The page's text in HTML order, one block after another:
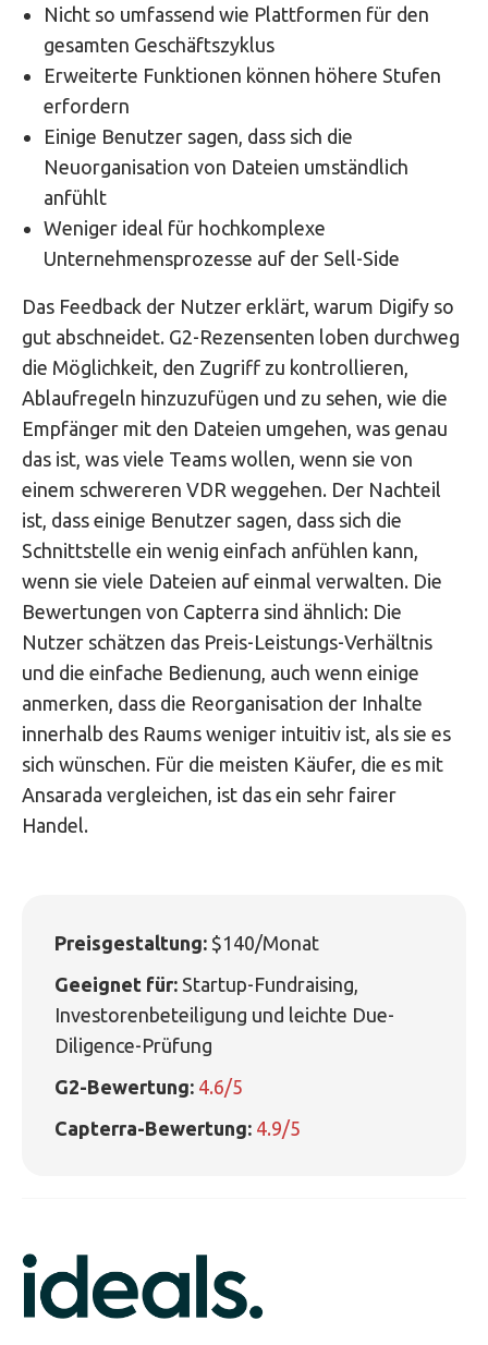
Nicht so umfassend wie Plattformen für den
gesamten Geschäftszyklus
Erweiterte Funktionen können höhere Stufen
erfordern
Einige Benutzer sagen, dass sich die
Neuorganisation von Dateien umständlich
anfühlt
Weniger ideal für hochkomplexe
Unternehmensprozesse auf der Sell-Side
Das Feedback der Nutzer erklärt, warum Digify so
gut abschneidet. G2-Rezensenten loben durchweg
die Möglichkeit, den Zugriff zu kontrollieren,
Ablaufregeln hinzuzufügen und zu sehen, wie die
Empfänger mit den Dateien umgehen, was genau
das ist, was viele Teams wollen, wenn sie von
einem schwereren VDR weggehen. Der Nachteil
ist, dass einige Benutzer sagen, dass sich die
Schnittstelle ein wenig einfach anfühlen kann,
wenn sie viele Dateien auf einmal verwalten. Die
Bewertungen von Capterra sind ähnlich: Die
Nutzer schätzen das Preis-Leistungs-Verhältnis
und die einfache Bedienung, auch wenn einige
anmerken, dass die Reorganisation der Inhalte
innerhalb des Raums weniger intuitiv ist, als sie es
sich wünschen. Für die meisten Käufer, die es mit
Ansarada vergleichen, ist das ein sehr fairer
Handel.
Preisgestaltung: $140/Monat
Geeignet für: Startup-Fundraising,
Investorenbeteiligung und leichte Due-
Diligence-Prüfung
G2-Bewertung: 4.6/5
Capterra-Bewertung: 4.9/5